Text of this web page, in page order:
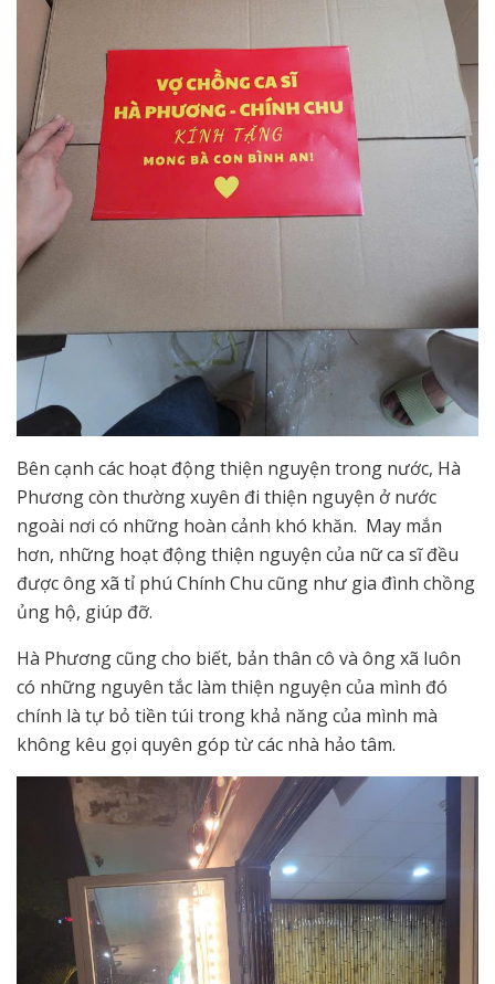
Bên cạnh các hoạt động thiện nguyện trong nước, Hà
Phương còn thường xuyên đi thiện nguyện ở nước
ngoài nơi có những hoàn cảnh khó khăn. May mắn
hơn, những hoạt động thiện nguyện của nữ ca sĩ đều
được ông xã tỉ phú Chính Chu cũng như gia đình chồng
ủng hộ, giúp đỡ.
Hà Phương cũng cho biết, bản thân cô và ông xã luôn
có những nguyên tắc làm thiện nguyện của mình đó
chính là tự bỏ tiền túi trong khả năng của mình mà
không kêu gọi quyên góp từ các nhà hảo tâm.